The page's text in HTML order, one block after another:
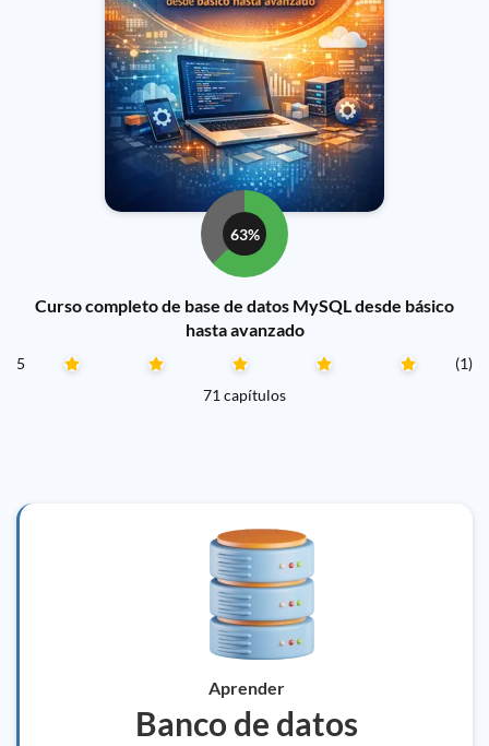
63%
Curso completo de base de datos MySQL desde básico
hasta avanzado
5
(1)
71 capítulos
Aprender
Banco de datos